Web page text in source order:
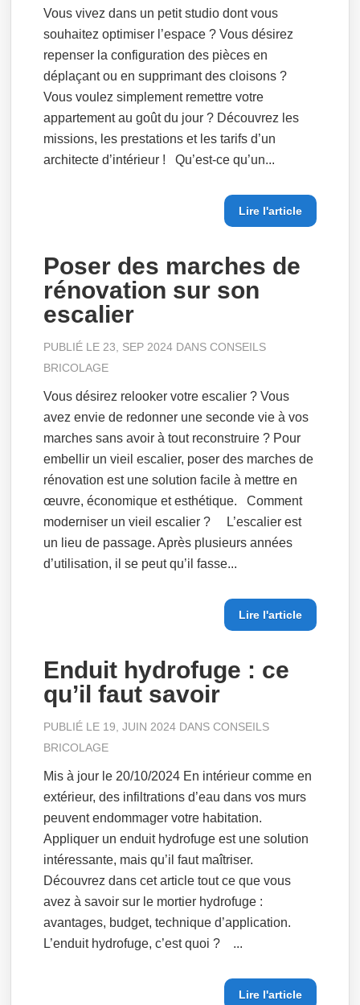
Vous vivez dans un petit studio dont vous
souhaitez optimiser l’espace ? Vous désirez
repenser la configuration des pièces en
déplaçant ou en supprimant des cloisons ?
Vous voulez simplement remettre votre
appartement au goût du jour ? Découvrez les
missions, les prestations et les tarifs d’un
architecte d’intérieur ! Qu’est-ce qu’un...
Lire l'article
Poser des marches de
rénovation sur son
escalier
PUBLIÉ LE 23, SEP 2024 DANSCONSEILS
BRICOLAGE
Vous désirez relooker votre escalier ? Vous
avez envie de redonner une seconde vie à vos
marches sans avoir à tout reconstruire ? Pour
embellir un vieil escalier, poser des marches de
rénovation est une solution facile à mettre en
œuvre, économique et esthétique. Comment
moderniser un vieil escalier ? L’escalier est
un lieu de passage. Après plusieurs années
d’utilisation, il se peut qu’il fasse...
Lire l'article
Enduit hydrofuge : ce
qu’il faut savoir
PUBLIÉ LE 19, JUIN 2024 DANSCONSEILS
BRICOLAGE
Mis à jour le 20/10/2024 En intérieur comme en
extérieur, des infiltrations d’eau dans vos murs
peuvent endommager votre habitation.
Appliquer un enduit hydrofuge est une solution
intéressante, mais qu’il faut maîtriser.
Découvrez dans cet article tout ce que vous
avez à savoir sur le mortier hydrofuge :
avantages, budget, technique d’application.
L’enduit hydrofuge, c’est quoi ? ...
Lire l'article